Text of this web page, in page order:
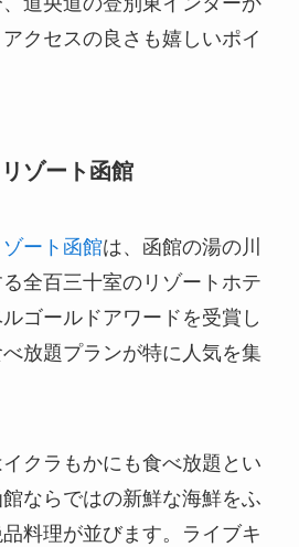
クセスの良さも嬉しいポイ
ゾート函館
ート函館は、函館の湯の川
全百三十室のリゾートホテ
ゴールドアワードを受賞し
放題プランが特に人気を集
クラもかにも食べ放題とい
ならではの新鮮な海鮮をふ
料理が並びます。ライブキ